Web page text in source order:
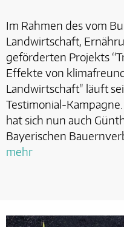
Im Rahmen des vom
Landwirtschaft,
geförderten Projekts
Effekte von
Landwirtschaft" läuft
Testimonial-
hat sich nun auch
Bayerischen
mehr